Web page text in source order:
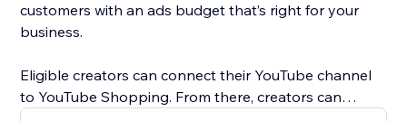
customers with an ads budget that’s right for your
business.
Eligible creators can connect their YouTube channel
to YouTube Shopping. From there, creators can